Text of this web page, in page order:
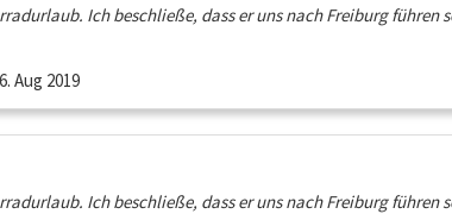
Ich beschließe, dass er uns nach Freiburg
6. Aug 2019
Ich beschließe, dass er uns nach Freiburg